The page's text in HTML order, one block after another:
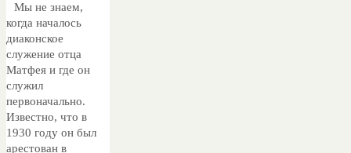
Мы не знаем,
когда началось
диаконское
служение отца
Матфея и где он
служил
первоначально.
Известно, что в
1930 году он был
арестован в